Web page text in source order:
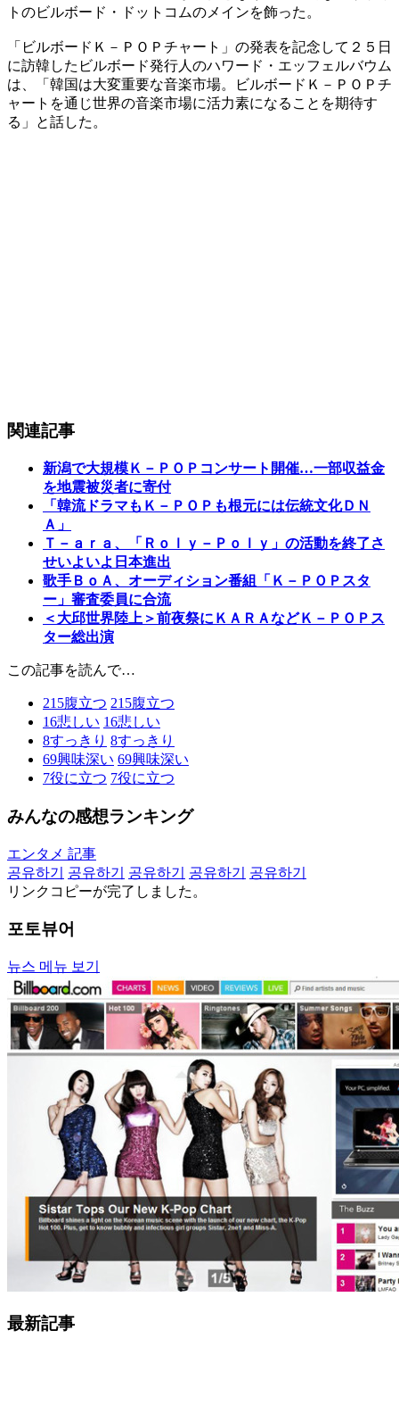
トのビルボード・ドットコムのメインを飾った。
「ビルボードＫ－ＰＯＰチャート」の発表を記念して２５日
に訪韓したビルボード発行人のハワード・エッフェルバウム
は、「韓国は大変重要な音楽市場。ビルボードＫ－ＰＯＰチ
ャートを通じ世界の音楽市場に活力素になることを期待す
る」と話した。
関連記事
新潟で大規模Ｋ－ＰＯＰコンサート開催…一部収益金
を地震被災者に寄付
「韓流ドラマもＫ－ＰＯＰも根元には伝統文化ＤＮ
Ａ」
Ｔ－ａｒａ、「Ｒｏｌｙ－Ｐｏｌｙ」の活動を終了さ
せいよいよ日本進出
歌手ＢｏＡ、オーディション番組「Ｋ－ＰＯＰスタ
ー」審査委員に合流
＜大邱世界陸上＞前夜祭にＫＡＲＡなどＫ－ＰＯＰス
ター総出演
この記事を読んで…
215腹立つ 215腹立つ
16悲しい 16悲しい
8すっきり 8すっきり
69興味深い 69興味深い
7役に立つ 7役に立つ
みんなの感想ランキング
エンタメ 記事
공유하기
공유하기 공유하기 공유하기
공유하기
リンクコピーが完了しました。
포토뷰어
뉴스 메뉴 보기
最新記事